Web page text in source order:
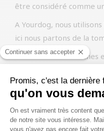
être considéré comme
A Yourdog, nous
ici nous partons de la
Les tomates sont riches
calories et ont une
qui contribuent à la
également du lycopène,
doivent leur couleur
plus elle contient de